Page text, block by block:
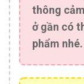
thông
ở gần có
phẩm nhé.